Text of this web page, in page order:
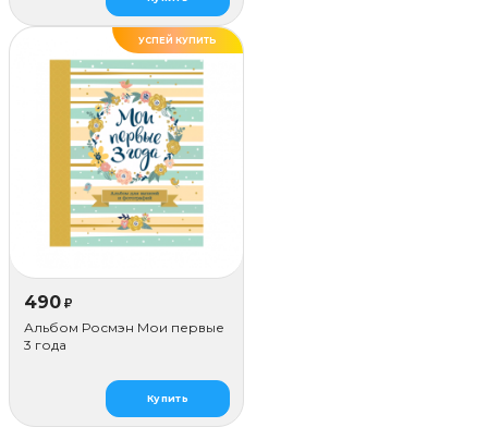
УСПЕЙ КУПИТЬ
490 ₽
Альбом Росмэн Мои первые
3 года
Купить